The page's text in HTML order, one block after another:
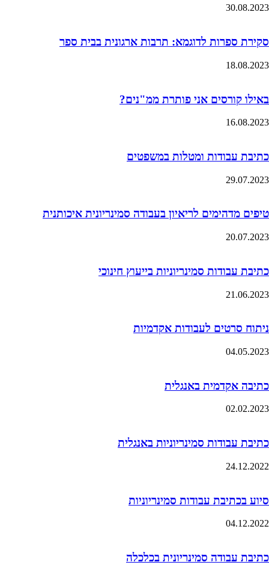
30.08.2023
סקירת ספרות לדוגמא: תרבות ארגונית בבית ספר
18.08.2023
באילו קורסים אני פותרת ממ"נים?
16.08.2023
כתיבת עבודות ומטלות במשפטים
29.07.2023
טיפים מדהימים לריאיון בעבודה סמינריונית איכותנית
20.07.2023
כתיבת עבודות סמינריוניות בייעוץ חינוכי
21.06.2023
ניתוח סרטים לעבודות אקדמיות
04.05.2023
כתיבה אקדמית באנגלית
02.02.2023
כתיבת עבודות סמינריוניות באנגלית
24.12.2022
סיוע בכתיבת עבודות סמינריוניות
04.12.2022
כתיבת עבודה סמינריונית בכלכלה